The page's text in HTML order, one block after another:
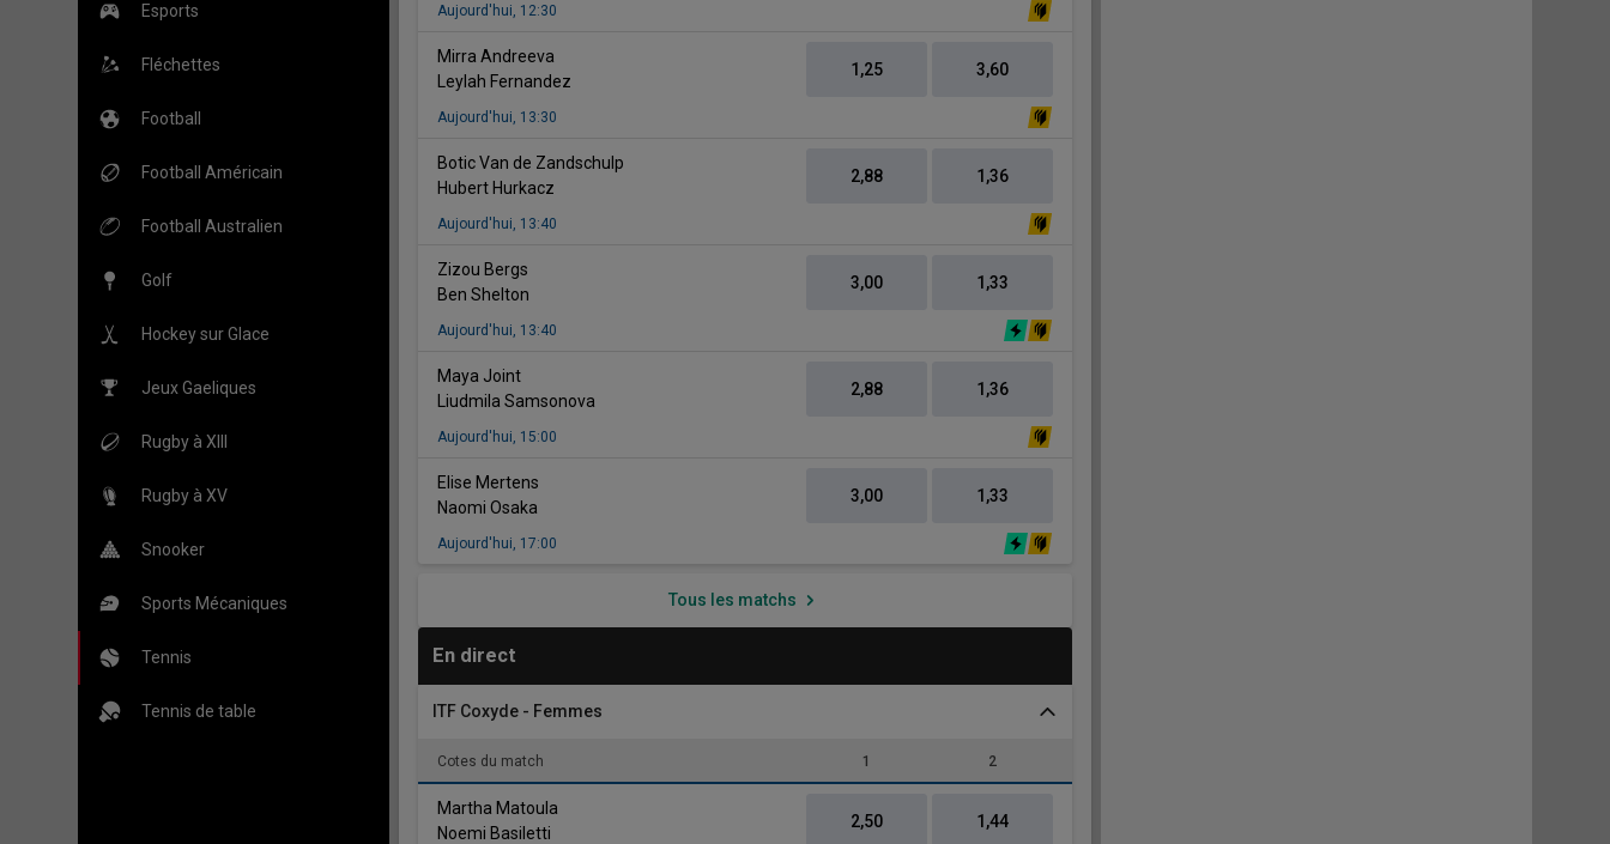
Esports
Fléchettes
Football
Football Américain
Football Australien
Golf
Hockey sur Glace
Jeux Gaeliques
Rugby à XIII
Rugby à XV
Snooker
Sports Mécaniques
Tennis
Tennis de table
Aujourd'hui, 12:30
Mirra Andreeva
Leylah Fernandez
1,25 3,60
Aujourd'hui, 13:30
Botic Van de Zandschulp
Hubert Hurkacz
2,88 1,36
Aujourd'hui, 13:40
Zizou Bergs
Ben Shelton
3,00 1,33
Aujourd'hui, 13:40
Maya Jointvs
Liudmila Samsonova
2,88 1,36
Aujourd'hui, 15:00
Elise Mertens
Naomi Osaka
3,00 1,33
Aujourd'hui, 17:00
Tous les matchs
En direct
ITF Coxyde - Femmes
Cotes du match 1 2
Martha Matoula
Noemi Basiletti
2,50 1,44